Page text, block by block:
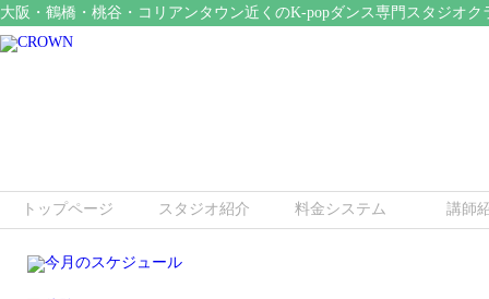
大阪・鶴橋・桃谷・コリアンタウン近くのK-popダンス専門スタジオク
トップページ スタジオ紹介 料金システム 講師